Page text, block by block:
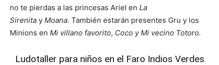
no te pierdas a las princesas Ariel en La
Sirenita y Moana. También estarán presentes Gru y los
Minions en Mi villano favorito, Coco y Mi vecino Totoro.
Ludotaller para niños en el Faro Indios Verdes